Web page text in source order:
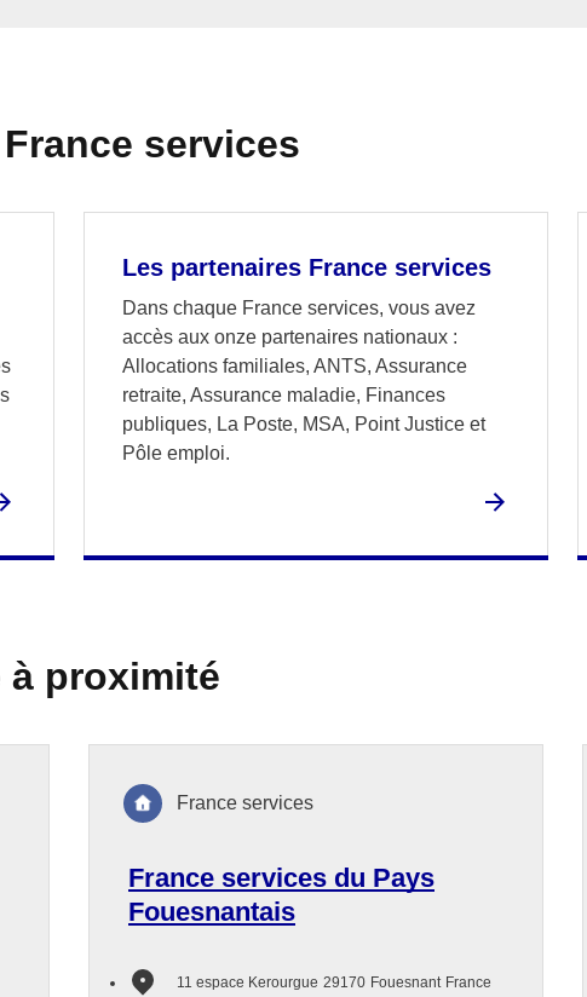
services
Les partenaires France services
Dans chaque France services, vous avez
accès aux onze partenaires nationaux :
Allocations familiales, ANTS, Assurance
retraite, Assurance maladie, Finances
publiques, La Poste, MSA, Point Justice et
Pôle emploi.
à proximité
France services du Pays
Fouesnantais
11 espace Kerourgue 29170 Fouesnant France
France services